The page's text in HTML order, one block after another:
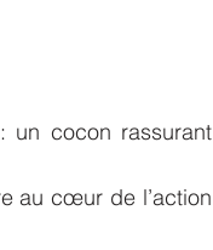
un cocon rassurant
au cœur de l’action